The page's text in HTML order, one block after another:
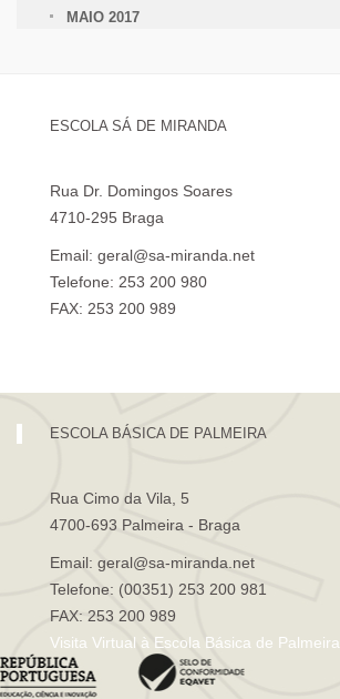
MAIO 2017
ESCOLA SÁ DE MIRANDA
Rua Dr. Domingos Soares
4710-295 Braga
Email: geral@sa-miranda.net
Telefone: 253 200 980
FAX: 253 200 989
ESCOLA BÁSICA DE PALMEIRA
Rua Cimo da Vila, 5
4700-693 Palmeira - Braga
Email: geral@sa-miranda.net
Telefone: (00351) 253 200 981
FAX: 253 200 989
Visita Virtual à Escola Básica de Palmeira